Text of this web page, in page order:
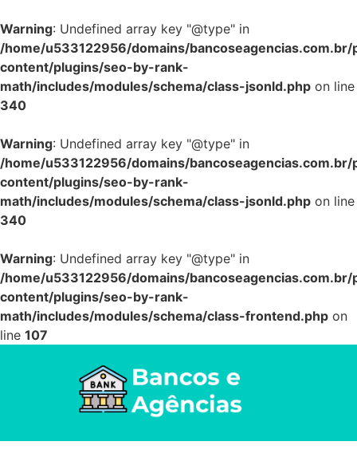
Warning: Undefined array key "@type" in
/home/u533122956/domains/
content/plugins/seo-by-rank-
math/includes/modules/schema/class-jsonld.php on line
340
Warning: Undefined array key "@type" in
/home/u533122956/domains/
content/plugins/seo-by-rank-
math/includes/modules/schema/class-jsonld.php on line
340
Warning: Undefined array key "@type" in
/home/u533122956/domains/
content/plugins/seo-by-rank-
math/includes/modules/schema/class-frontend.php on
line 107